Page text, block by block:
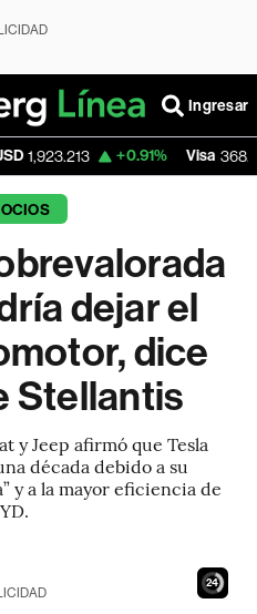
Ingresar
+0.91% Visa 368.33 -
dejar el
dice
Stellantis
y Jeep afirmó que Tesla
década debido a su
y a la mayor eficiencia de
23